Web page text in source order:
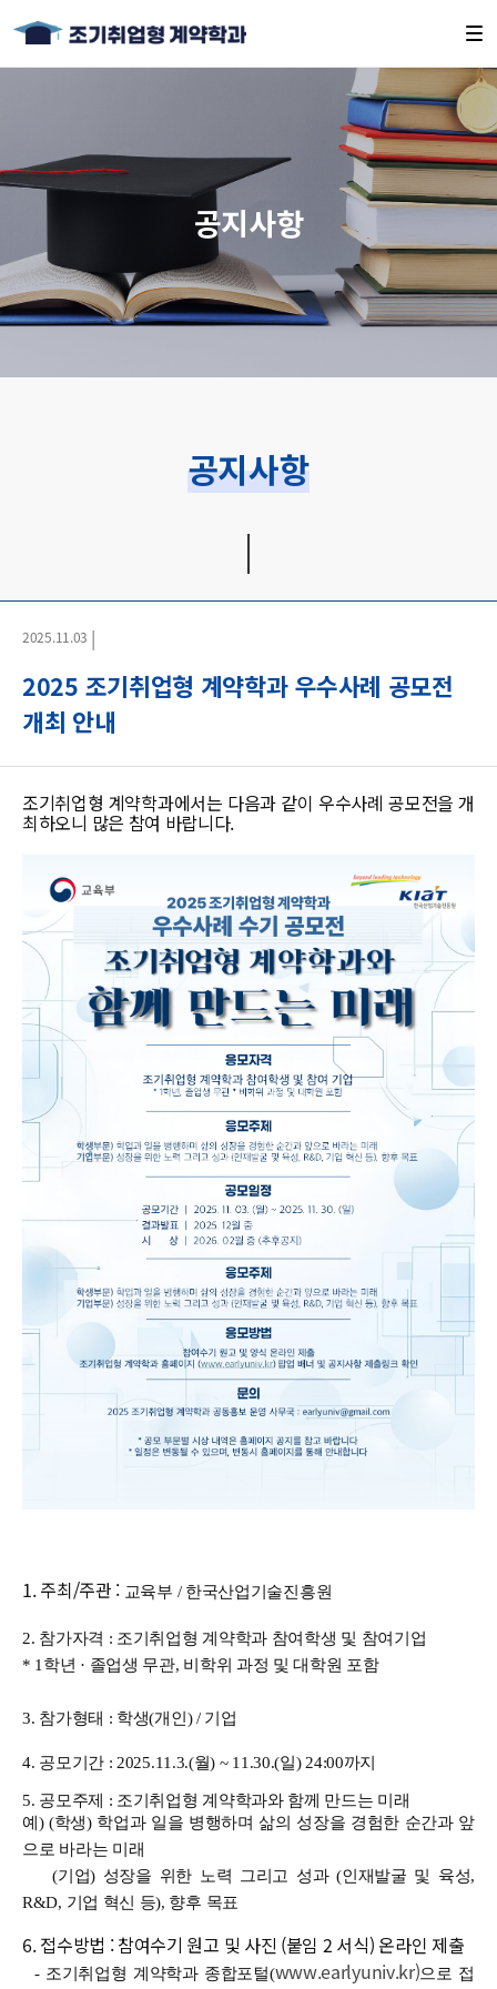
공지사항
공지사항
2025.11.03 |
2025 조기취업형 계약학과 우수사례 공모전
개최 안내
조기취업형 계약학과에서는 다음과 같이 우수사례 공모전을 개
최하오니 많은 참여 바랍니다.
1. 주최/주관 : 교육부 / 한국산업기술진흥원
2. 참가자격 : 조기취업형 계약학과 참여학생 및 참여 기업
* 1학년 · 졸업생 무관, 비학위 과정 및 대학원 포함
3. 참가형태 : 학생(개인) / 기업
4. 공모기간 : ​2025.11.3.(월) ~ 11.30.(일) 24:00까지
5. 공모주제 : 조기취업형 계약학과와 함께 만드는 미래
예) (학생) 학업과 일을 병행하며 삶의 성장을 경험한 순간과 앞
으로 바라는 미래
(기업) 성장을 위한 노력 그리고 성과 (인재발굴 및 육성,
R&D, 기업 혁신 등), 향후 목표
6. 접수방법 : 참여수기 원고 및 사진 (붙임 2 서식) 온라인 제출
- 조기취업형 계약학과 종합포털(www.earlyuniv.kr)으로 접